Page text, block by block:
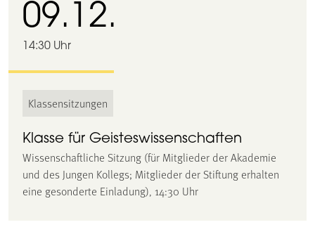
09.12.
14:30 Uhr
Klassensitzungen
Klasse für Geisteswissenschaften
Wissenschaftliche Sitzung (für Mitglieder der Akademie
und des Jungen Kollegs; Mitglieder der Stiftung erhalten
eine gesonderte Einladung), 14:30 Uhr